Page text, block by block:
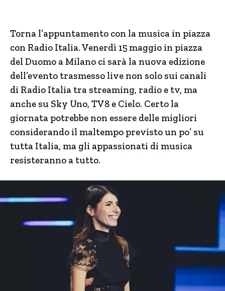
Torna l’appuntamento con la musica in piazza
con Radio Italia. Venerdì 15 maggio in piazza
del Duomo a Milano ci sarà la nuova edizione
dell’evento trasmesso live non solo sui canali
di Radio Italia tra streaming, radio e tv, ma
anche su Sky Uno, TV8 e Cielo. Certo la
giornata potrebbe non essere delle migliori
considerando il maltempo previsto un po’ su
tutta Italia, ma gli appassionati di musica
resisteranno a tutto.